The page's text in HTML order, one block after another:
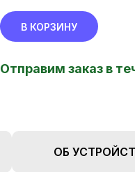
В КОРЗИНУ
Отправим заказ в
ОБ